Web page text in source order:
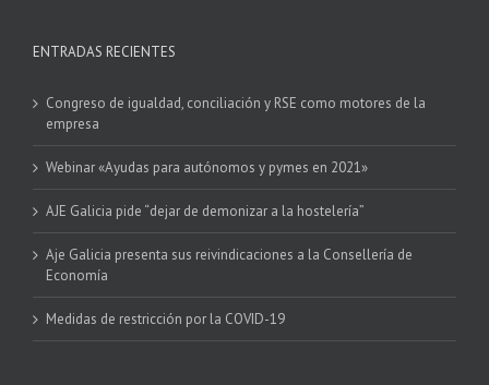
ENTRADAS RECIENTES
Congreso de igualdad, conciliación y RSE como motores de la
empresa
Webinar «Ayudas para autónomos y pymes en 2021»
AJE Galicia pide “dejar de demonizar a la hostelería”
Aje Galicia presenta sus reivindicaciones a la Consellería de
Economía
Medidas de restricción por la COVID-19